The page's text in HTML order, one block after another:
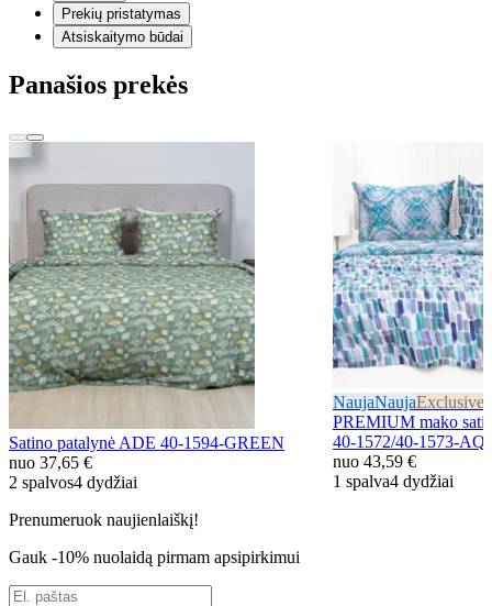
Prekių pristatymas
Atsiskaitymo būdai
Panašios prekės
Satino patalynė ADE 40-1594-GREEN
nuo 37,65 €
2 spalvos4 dydžiai
NaujaNaujaExclusive
PREMIUM mako
40-1572/40-1573-
nuo 43,59 €
1 spalva4 dydžiai
Prenumeruok naujienlaiškį!
Gauk -10% nuolaidą pirmam apsipirkimui